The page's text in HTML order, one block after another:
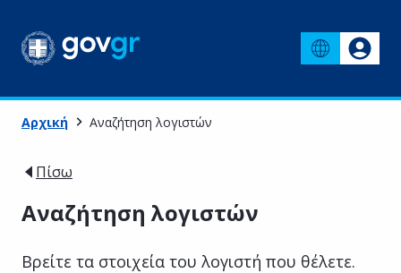
Αρχική Αναζήτηση λογιστών
Πίσω
Αναζήτηση λογιστών
Βρείτε τα στοιχεία του λογιστή που θέλετε.